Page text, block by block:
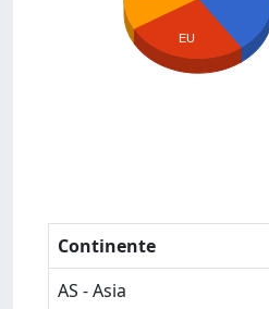
EU
Continente
AS - Asia